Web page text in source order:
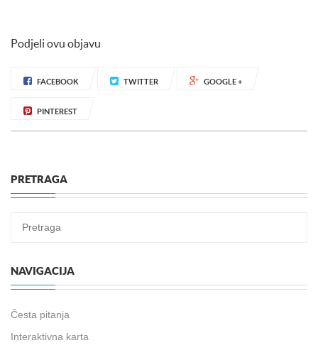
Podjeli ovu objavu
FACEBOOK TWITTER GOOGLE +
PINTEREST
PRETRAGA
NAVIGACIJA
Česta pitanja
Interaktivna karta